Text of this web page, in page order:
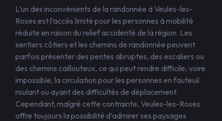
L’un des inconvénients de la randonnée à Veules-les-
Roses est l’accès limité pour les personnes à mobilité
réduite en raison du relief accidenté de la région. Les
sentiers côtiers et les chemins de randonnée peuvent
parfois présenter des pentes abruptes, des escaliers ou
des chemins caillouteux, ce qui peut rendre difficile, voire
impossible, la circulation pour les personnes en fauteuil
roulant ou ayant des difficultés de déplacement.
Cependant, malgré cette contrainte, Veules-les-Roses
offre toujours la possibilité d’admirer ses paysages